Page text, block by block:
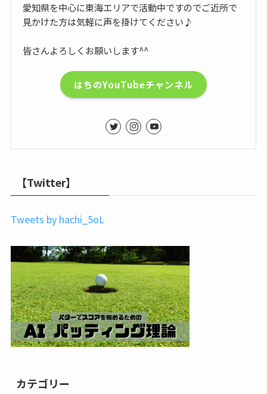
愛知県を中心に東海エリアで活動中ですのでご近所で
見かけた方は気軽に声を掛けてください♪
皆さんよろしくお願いします^^
はちのYouTubeチャンネル
【Twitter】
Tweets by hachi_5oL
カテゴリー